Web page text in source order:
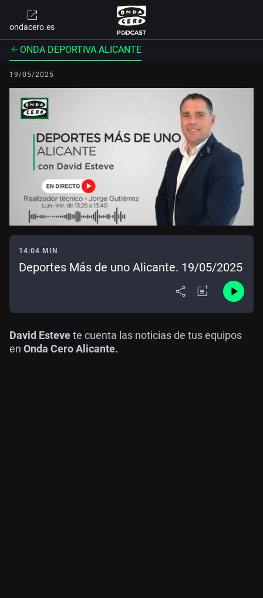
ondacero.es
ONDA DEPORTIVA ALICANTE
19/05/2025
14:04 MIN
Deportes Más de uno Alicante. 19/05/2025
David Estevete cuenta las noticias de tus equipos
en Onda Cero Alicante.